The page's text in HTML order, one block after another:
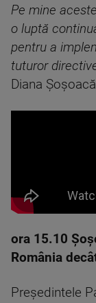
Pe mine
o luptă
pentru a
tuturor
Diana
ora 15.10
România
Preşedintele